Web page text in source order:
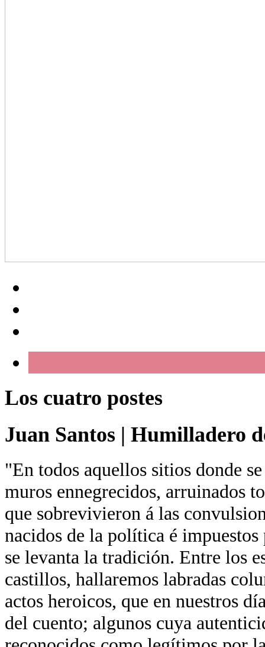
Los cuatro postes
Juan Santos | Humilladero
"En todos aquellos sitios donde
muros ennegrecidos, arruinados
que sobrevivieron á las
nacidos de la política é
se levanta la tradición. Entre los
castillos, hallaremos labradas
actos heroicos, que en nuestros
del cuento; algunos cuya